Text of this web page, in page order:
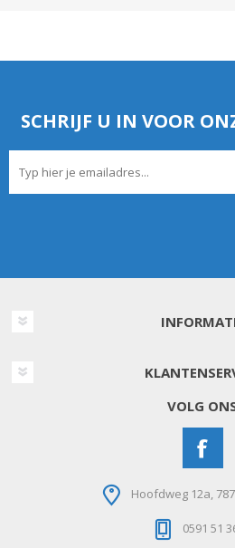
SCHRIJF U IN VOOR
VOLG
Hoofdweg 12a,
0591 51